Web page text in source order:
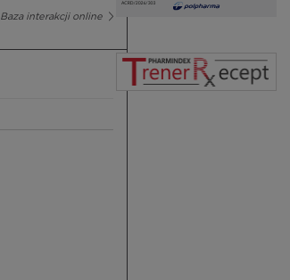
Baza interakcji online